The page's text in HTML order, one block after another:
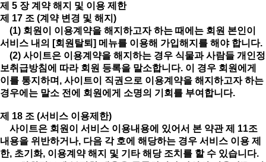
제 5 장 계약 해지 및 이용 제한
제 17 조 (계약 변경 및 해지)
(1) 회원이 이용계약을 해지하고자 하는 때에는 회원 본인이
서비스 내의 [회원탈퇴] 메뉴를 이용해 가입해지를 해야 합니다.
(2) 사이트은 이용계약을 해지하는 경우 식물과 사람들 개인정
보취급방침에 따라 회원 등록을 말소합니다. 이 경우 회원에게
이를 통지하며, 사이트이 직권으로 이용계약을 해지하고자 하는
경우에는 말소 전에 회원에게 소명의 기회를 부여합니다.
제 18 조 (서비스 이용제한)
사이트은 회원이 서비스 이용내용에 있어서 본 약관 제 11조
내용을 위반하거나, 다음 각 호에 해당하는 경우 서비스 이용 제
한, 초기화, 이용계약 해지 및 기타 해당 조치를 할 수 있습니다.